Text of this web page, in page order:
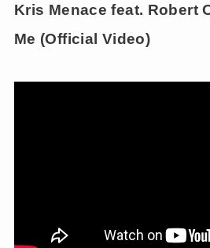
Kris Menace feat. Robert
Me (Official Video)